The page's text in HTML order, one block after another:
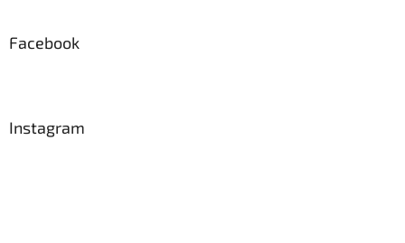
Facebook
Instagram